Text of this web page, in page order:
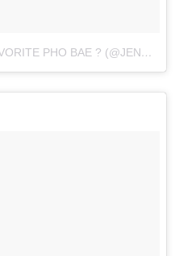
A PHOTO POSTED BY YOUR FAVORITE PHO BAE ? (@JENNAKAEY)